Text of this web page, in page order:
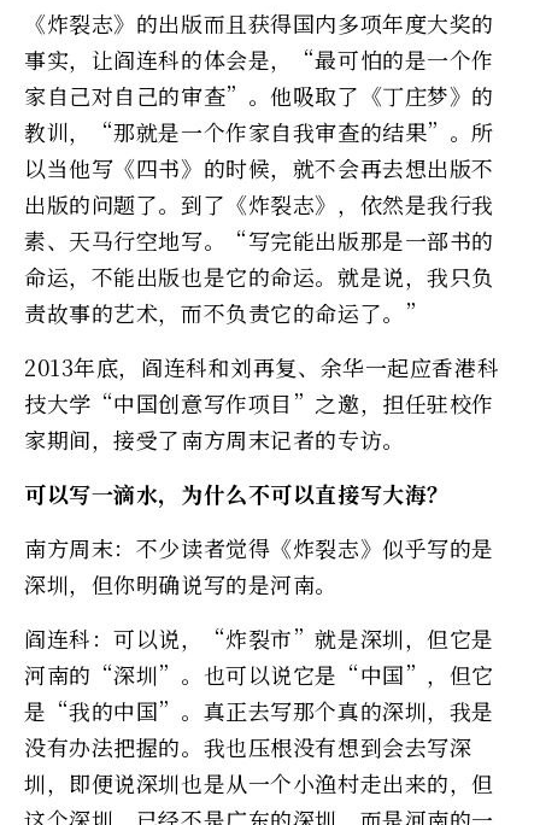
《炸裂志》的出版而且获得国内多项年度大奖的
事实，让阎连科的体会是，“最可怕的是一个作
家自己对自己的审查”。他吸取了《丁庄梦》的
教训，“那就是一个作家自我审查的结果”。所
以当他写《四书》的时候，就不会再去想出版不
出版的问题了。到了《炸裂志》，依然是我行我
素、天马行空地写。“写完能出版那是一部书的
命运，不能出版也是它的命运。就是说，我只负
责故事的艺术，而不负责它的命运了。”
2013年底，阎连科和刘再复、余华一起应香港科
技大学“中国创意写作项目”之邀，担任驻校作
家期间，接受了南方周末记者的专访。
可以写一滴水，为什么不可以直接写大海？
南方周末：不少读者觉得《炸裂志》似乎写的是
深圳，但你明确说写的是河南。
阎连科：可以说，“炸裂市”就是深圳，但它是
河南的“深圳”。也可以说它是“中国”，但它
是“我的中国”。真正去写那个真的深圳，我是
没有办法把握的。我也压根没有想到会去写深
圳，即便说深圳也是从一个小渔村走出来的，但
这个深圳，已经不是广东的深圳，而是河南的一